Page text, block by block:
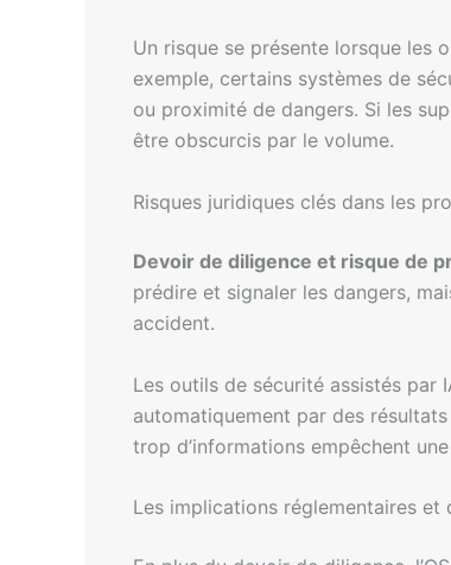
Un risque se présente lorsque les
exemple, certains systèmes de
ou proximité de dangers. Si les
être obscurcis par le volume.
Risques juridiques clés dans les
Devoir de diligence et risque de
prédire et signaler les dangers,
accident.
Les outils de sécurité assistés par
automatiquement par des
trop d’informations empêchent
Les implications réglementaires et